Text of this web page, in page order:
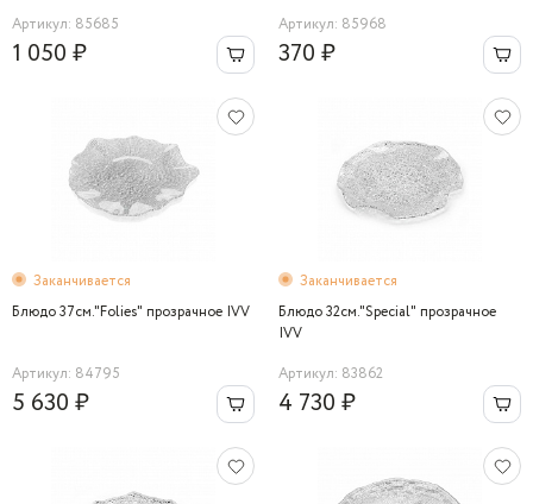
Артикул: 85685
1 050 ₽
Артикул: 85968
370 ₽
Заканчивается
Блюдо 37см."Folies" прозрачное IVV
Артикул: 84795
5 630 ₽
Заканчивается
Блюдо 32см."Special" прозрачное
IVV
Артикул: 83862
4 730 ₽